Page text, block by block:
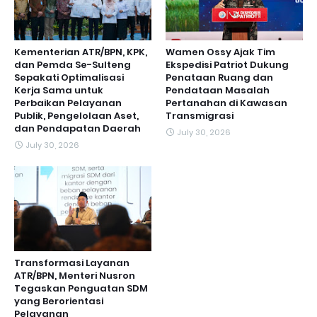
Kementerian ATR/BPN, KPK,
dan Pemda Se-Sulteng
Sepakati Optimalisasi
Kerja Sama untuk
Perbaikan Pelayanan
Publik, Pengelolaan Aset,
dan Pendapatan Daerah
July 30, 2026
Wamen Ossy Ajak Tim
Ekspedisi Patriot Dukung
Penataan Ruang dan
Pendataan Masalah
Pertanahan di Kawasan
Transmigrasi
July 30, 2026
Transformasi Layanan
ATR/BPN, Menteri Nusron
Tegaskan Penguatan SDM
yang Berorientasi
Pelayanan